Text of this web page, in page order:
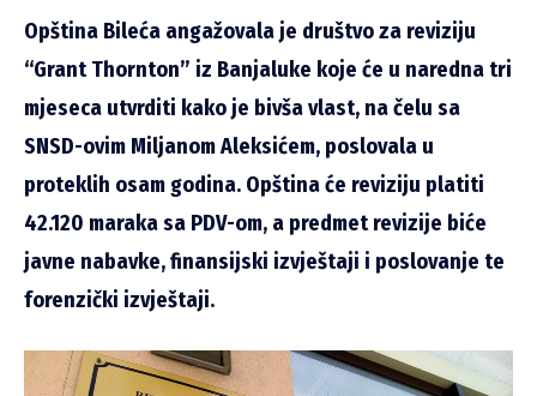
Opština Bileća angažovala je društvo za reviziju
“Grant Thornton” iz Banjaluke koje će u naredna tri
mjeseca utvrditi kako je bivša vlast, na čelu sa
SNSD-ovim Miljanom Aleksićem, poslovala u
proteklih osam godina. Opština će reviziju platiti
42.120 maraka sa PDV-om, a predmet revizije biće
javne nabavke, finansijski izvještaji i poslovanje te
forenzički izvještaji.